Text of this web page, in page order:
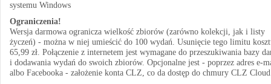
systemu Windows
Ograniczenia!
Wersja darmowa ogranicza wielkość zbiorów (zarówno kolekcji, jak i listy
życzeń) - można w niej umieścić do 100 wydań. Usunięcie tego limitu
65,99 zł. Połączenie z internetem jest wymagane do przeszukiwania bazy
i dodawania wydań do swoich zbiorów. Opcjonalne jest - poprzez adres e-
albo Facebooka - założenie konta CLZ, co da dostęp do chmury CLZ